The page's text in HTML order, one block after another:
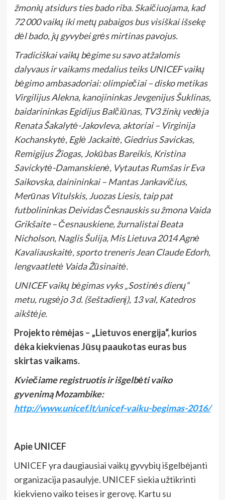
žmonių atsidurs ties bado riba. Skaičiuojama, kad
72 000 vaikų iki metų pabaigos bus visiškai išsekę
dėl bado, jų gyvybei grės mirtinas pavojus.
Tradiciškai vaikų bėgime su savo atžalomis
dalyvaus ir vaikams medalius teiks UNICEF vaikų
bėgimo ambasadoriai: olimpiečiai – disko metikas
Virgilijus Alekna, kanojininkas Jevgenijus Šuklinas,
baidarininkas Egidijus Balčiūnas, TV3 žinių vedėja
Renata Šakalytė-Jakovleva, aktoriai – Virginija
Kochanskytė, Eglė Jackaitė, Giedrius Savickas,
Remigijus Žiogas, Jokūbas Bareikis, Kristina
Savickytė-Damanskienė, Vytautas Rumšas ir Eva
Saikovska, dainininkai – Mantas Jankavičius,
Merūnas Vitulskis, Juozas Liesis, taip pat
futbolininkas Deividas Česnauskis su žmona Vaida
Grikšaite – Česnauskiene, žurnalistai Beata
Nicholson, Naglis Šulija, Mis Lietuva 2014 Agnė
Kavaliauskaitė, sporto treneris Jean Claude Edorh,
lengvaatletė Vaida Žūsinaitė.
UNICEF vaikų bėgimas vyks „Sostinės dienų“
metu, rugsėjo 3 d. (šeštadienį), 13 val, Katedros
aikštėje.
Projekto rėmėjas – „Lietuvos energija“, kurios
dėka kiekvienas Jūsų paaukotas euras bus
skirtas vaikams.
Kviečiame registruotis ir išgelbėti vaiko
gyvenimą Mozambike:
http://www.unicef.lt/unicef-vaiku-begimas-2016/
Apie UNICEF
UNICEF yra daugiausiai vaikų gyvybių išgelbėjanti
organizacija pasaulyje. UNICEF siekia užtikrinti
kiekvieno vaiko teises ir gerovę. Kartu su